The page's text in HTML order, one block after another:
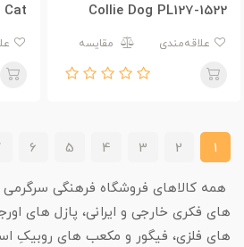
Collie Dog PL127-1522
مقایسه
Cat
1
2
3
4
5
6
همه کالاهای فروشگاه فرهنگی
های فکری خارجی و ایرانی، پازل های
های فلزی، فیگور و مکعب های روبیکِ